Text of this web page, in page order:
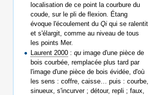
localisation de ce point la courbure du
coude, sur le pli de flexion. Étang
évoque l'écoulement duQi qui se ralentit
et s'élargit, comme au niveau de tous
les points Mer.
Laurent 2000 :qu image d'une pièce de
bois courbée, remplacée plus tard par
l'image d'une pièce de bois évidée, d'où
les sens : coffre, caisse… puis : courbe,
sinueux, s'incurver ; détour, repli ; faux,